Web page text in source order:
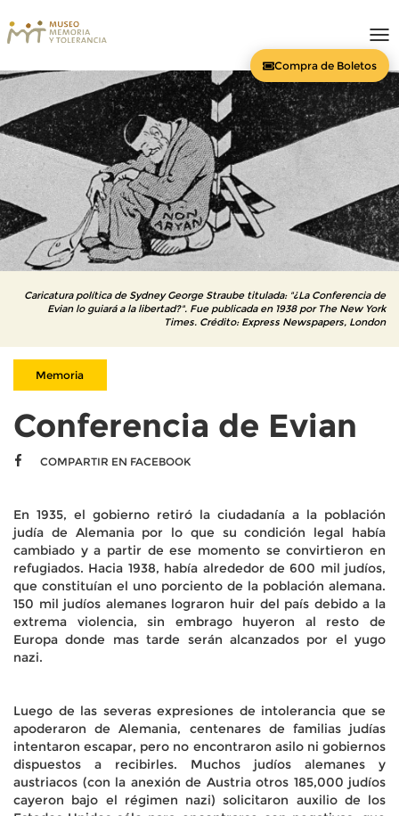
Caricatura política de Sydney George Straube titulada: "¿La Conferencia de
Evian lo guiará a la libertad?". Fue publicada en 1938 por The New York
Times. Crédito: Express Newspapers, London
Memoria
Conferencia de Evian
COMPARTIR EN FACEBOOK
En 1935, el gobierno retiró la ciudadanía a la población
judía de Alemania por lo que su condición legal había
cambiado y a partir de ese momento se convirtieron en
refugiados. Hacia 1938, había alrededor de 600 mil judíos,
que constituían el uno porciento de la población alemana.
150 mil judíos alemanes lograron huir del país debido a la
extrema violencia, sin embrago huyeron al resto de
Europa donde mas tarde serán alcanzados por el yugo
nazi.
Luego de las severas expresiones de intolerancia que se
apoderaron de Alemania, centenares de familias judías
intentaron escapar, pero no encontraron asilo ni gobiernos
dispuestos a recibirles. Muchos judíos alemanes y
austriacos (con la anexión de Austria otros 185,000 judíos
cayeron bajo el régimen nazi) solicitaron auxilio de los
Compra de Boletos